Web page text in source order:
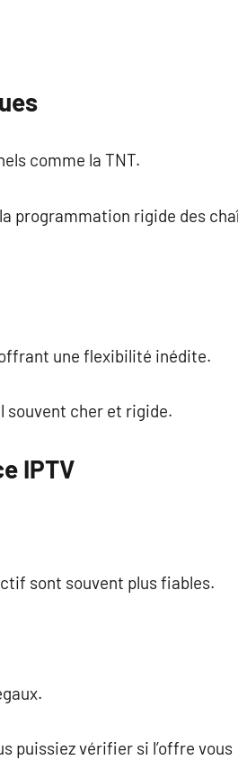
comme la TNT.
programmation rigide des
une flexibilité inédite.
souvent cher et rigide.
IPTV
sont souvent plus fiables.
puissiez vérifier si l’offre vous